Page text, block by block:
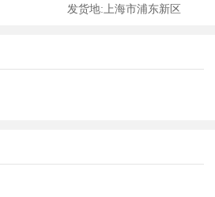
发货地: 上海市浦东新区